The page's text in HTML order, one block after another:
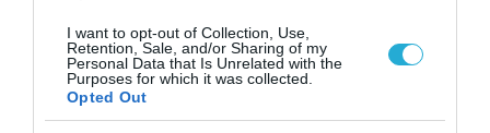
I want to opt-out of Collection, Use,
Retention, Sale, and/or Sharing of my
Personal Data that Is Unrelated with the
Purposes for which it was collected.
Opted Out
επεξεργαστές Intel δεμένους
πάνω του
14.03.2022